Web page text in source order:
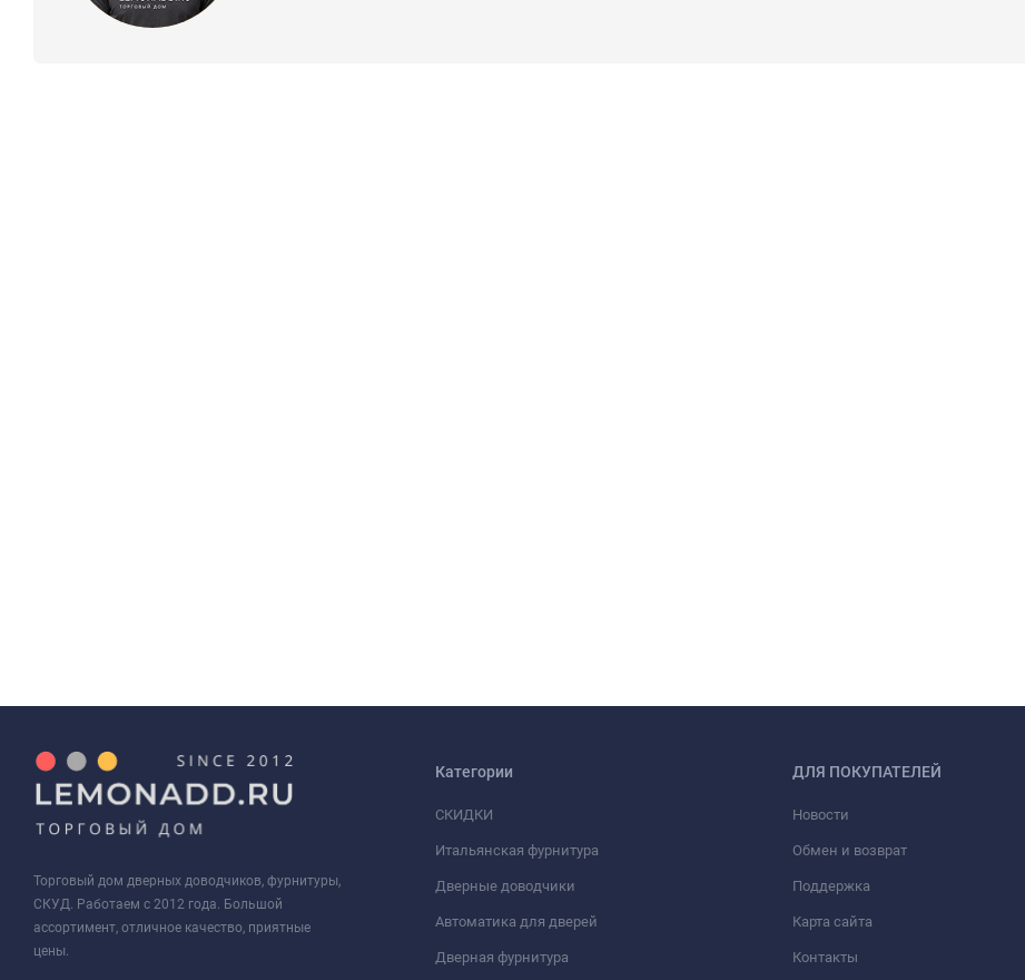
Торговый дом дверных доводчиков, фурнитуры,
СКУД. Работаем с 2012 года. Большой
ассортимент, отличное качество, приятные
цены.
Категории
СКИДКИ
Итальянская фурнитура
Дверные доводчики
Автоматика для дверей
Дверная фурнитура
ДЛЯ ПОКУПАТЕЛЕЙ
Новости
Обмен и возврат
Поддержка
Карта сайта
Контакты